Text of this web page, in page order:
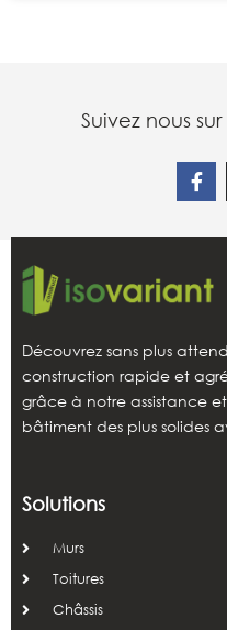
Suivez nous
Découvrez sans plus
construction rapide et
grâce à notre assistance
bâtiment des plus solides
Solutions
Murs
Toitures
Châssis